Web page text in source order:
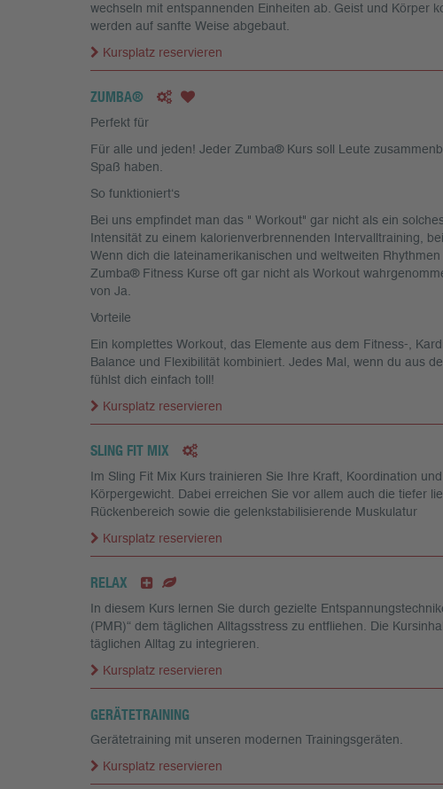
wechseln mit entspannenden Einheiten ab. Geist und Körper
werden auf sanfte Weise abgebaut.
Kursplatz reservieren
ZUMBA®
Perfekt für
Für alle und jeden! Jeder Zumba® Kurs soll Leute
Spaß haben.
So funktioniert‘s
Bei uns empfindet man das " Workout" gar nicht als ein
Intensität zu einem kalorienverbrennenden Intervalltraining,
Wenn dich die lateinamerikanischen und weltweiten
Zumba® Fitness Kurse oft gar nicht als Workout
von Ja.
Vorteile
Ein komplettes Workout, das Elemente aus dem Fitness-,
Balance und Flexibilität kombiniert. Jedes Mal, wenn du aus
fühlst dich einfach toll!
Kursplatz reservieren
SLING FIT MIX
Im Sling Fit Mix Kurs trainieren Sie Ihre Kraft, Koordination
Körpergewicht. Dabei erreichen Sie vor allem auch die tiefer
Rückenbereich sowie die gelenkstabilisierende Muskulatur
Kursplatz reservieren
RELAX
In diesem Kurs lernen Sie durch gezielte
(PMR)“ dem täglichen Alltagsstress zu entfliehen. Die
täglichen Alltag zu integrieren.
Kursplatz reservieren
GERÄTETRAINING
Gerätetraining mit unseren modernen Trainingsgeräten.
Kursplatz reservieren